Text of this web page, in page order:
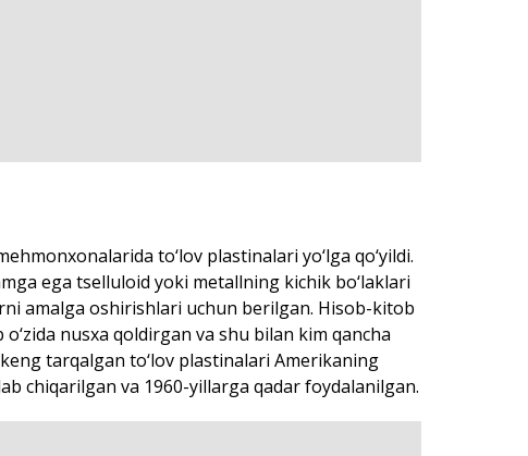
to‘lov plastinalari yo‘lga qo‘yildi.
ega tselluloid yoki metallning kichik bo‘laklari
amalga oshirishlari uchun berilgan. Hisob-kitob
nusxa qoldirgan va shu bilan kim qancha
tarqalgan to‘lov plastinalari Amerikaning
chiqarilgan va 1960-yillarga qadar foydalanilgan.